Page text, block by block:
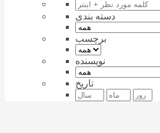
دسته بندی
برچسب
نویسنده
تاریخ